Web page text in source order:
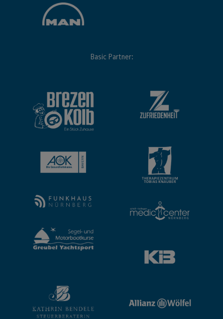
Basic Partner: